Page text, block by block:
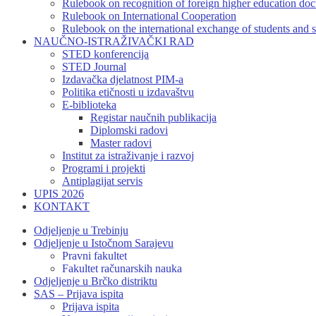
Rulebook on recognition of foreign higher education
Rulebook on International Cooperation
Rulebook on the international exchange of students and
NAUČNO-ISTRAŽIVAČKI RAD
STED konferencija
STED Journal
Izdavačka djelatnost PIM-a
Politika etičnosti u izdavaštvu
E-biblioteka
Registar naučnih publikacija
Diplomski radovi
Master radovi
Institut za istraživanje i razvoj
Programi i projekti
Antiplagijat servis
UPIS 2026
KONTAKT
Odjeljenje u Trebinju
Odjeljenje u Istočnom Sarajevu
Pravni fakultet
Fakultet računarskih nauka
Odjeljenje u Brčko distriktu
SAS – Prijava ispita
Prijava ispita